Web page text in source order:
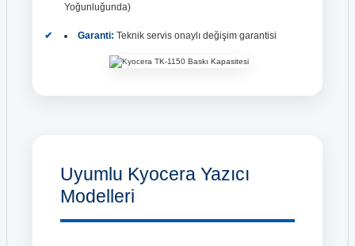
Yoğunluğunda)
Garanti: Teknik servis onaylı değişim garantisi
Uyumlu Kyocera Yazıcı
Modelleri